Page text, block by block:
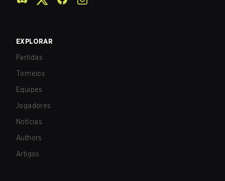
EXPLORAR
Partidas
Torneios
Equipes
Jogadores
Notícias
Authors
Artigos